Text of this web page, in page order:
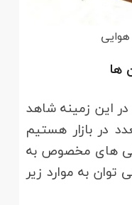
ها
این زمینه شاهد
در بازار هستیم
های مخصوص به
توان به موارد زیر